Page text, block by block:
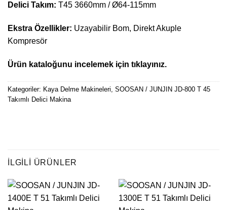
Delici Takım: T45 3660mm / Ø64-115mm
Ekstra Özellikler: Uzayabilir Bom, Direkt Akuple
Kompresör
Ürün kataloğunu incelemek için tıklayınız.
Kategoriler: Kaya Delme Makineleri SOOSAN / JUNJIN JD-800 T 45
Takımlı Delici Makina
İLGILI ÜRÜNLER